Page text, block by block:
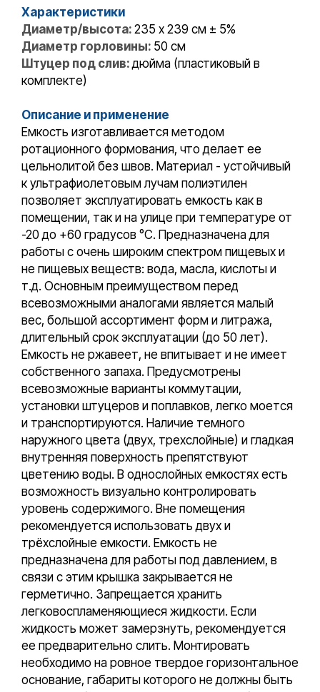
Характеристики
Диаметр/высота: 235 x 239 см ± 5%
Диаметр горловины: 50 см
Штуцер под слив:дюйма (пластиковый в
комплекте)
Описание и применение
Емкость изготавливается методом
ротационного формования, что делает ее
цельнолитой без швов. Материал - устойчивый
к ультрафиолетовым лучам полиэтилен
позволяет эксплуатировать емкость как в
помещении, так и на улице при температуре от
-20 до +60 градусов °С. Предназначена для
работы с очень широким спектром пищевых и
не пищевых веществ: вода, масла, кислоты и
т.д. Основным преимуществом перед
всевозможными аналогами является малый
вес, большой ассортимент форм и литража,
длительный срок эксплуатации (до 50 лет).
Емкость не ржавеет, не впитывает и не имеет
собственного запаха. Предусмотрены
всевозможные варианты коммутации,
установки штуцеров и поплавков, легко моется
и транспортируются. Наличие темного
наружного цвета (двух, трехслойные) и гладкая
внутренняя поверхность препятствуют
цветению воды. В однослойных емкостях есть
возможность визуально контролировать
уровень содержимого. Вне помещения
рекомендуется использовать двух и
трёхслойные емкости. Емкость не
предназначена для работы под давлением, в
связи с этим крышка закрывается не
герметично. Запрещается хранить
легковоспламеняющиеся жидкости. Если
жидкость может замерзнуть, рекомендуется
ее предварительно слить. Монтировать
необходимо на ровное твердое горизонтальное
основание, габариты которого не должны быть